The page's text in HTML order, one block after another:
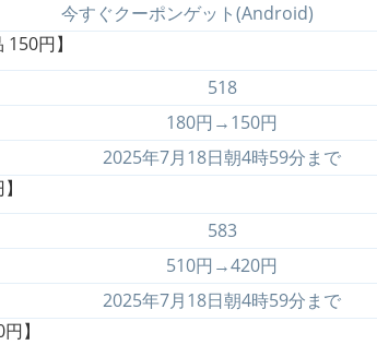
今すぐクーポンゲット(Android)
円】
518
180円→150円
2025年7月18日朝4時59分まで
583
510円→420円
2025年7月18日朝4時59分まで
】